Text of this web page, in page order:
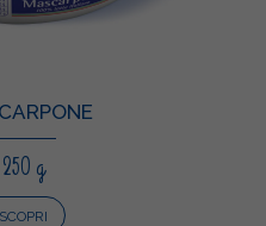
250 g
SCOPRI